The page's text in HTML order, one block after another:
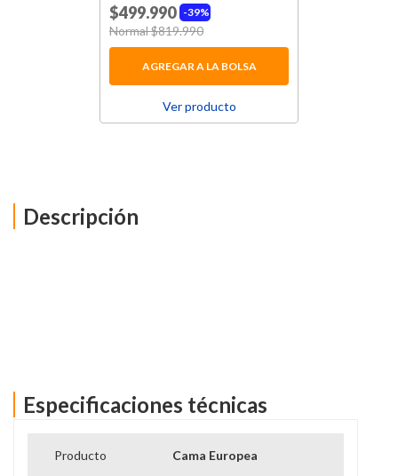
39%
$499.990
Price reduced from
Normal $819.990
AGREGAR A LA BOLSA
Ver producto
Descripción
Especificaciones técnicas
Producto Cama Europea